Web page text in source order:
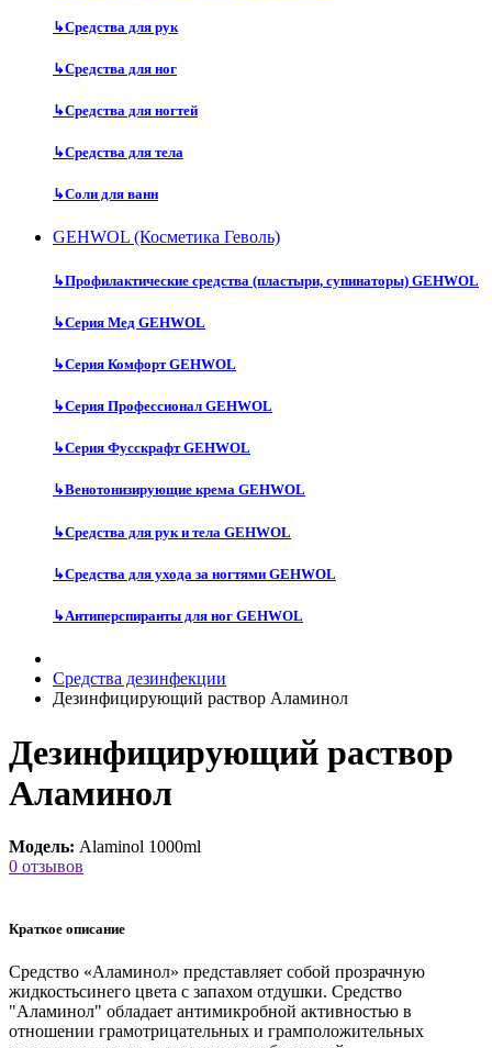
↳Средства для рук
↳Средства для ног
↳Средства для ногтей
↳Средства для тела
↳Соли для ванн
GEHWOL (Косметика Геволь)
↳Профилактические средства (пластыри, супинаторы) GEHWOL
↳Серия Мед GEHWOL
↳Серия Комфорт GEHWOL
↳Серия Профессионал GEHWOL
↳Серия Фусскрафт GEHWOL
↳Венотонизирующие крема GEHWOL
↳Средства для рук и тела GEHWOL
↳Средства для ухода за ногтями GEHWOL
↳Антиперспиранты для ног GEHWOL
Средства дезинфекции
Дезинфицирующий раствор Аламинол
Дезинфицирующий раствор
Аламинол
Модель: Alaminol 1000ml
0 отзывов
Краткое описание
Средство «Аламинол» представляет собой прозрачную
жидкостьсинего цвета с запахом отдушки. Средство
"Аламинол" обладает антимикробной активностью в
отношении грамотрицательных и грамположительных